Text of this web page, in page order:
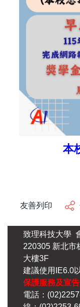
本
友善列印
致理科技大學
220305 新北市
大樓3F
建議使用IE6.0
保護服務及宣告
電話：